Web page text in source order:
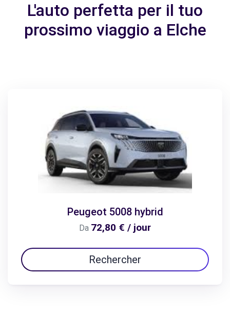
L'auto perfetta per il tuo
prossimo viaggio a Elche
Peugeot 5008 hybrid
Da 72,80 € / jour
Rechercher